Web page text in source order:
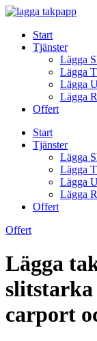
Skip
contentStart
Tjänster
Lägga
Lägga
Lägga
Lägga
Offert
Start
Tjänster
Lägga
Lägga
Lägga
Lägga
Offert
Offert
Lägga
carport